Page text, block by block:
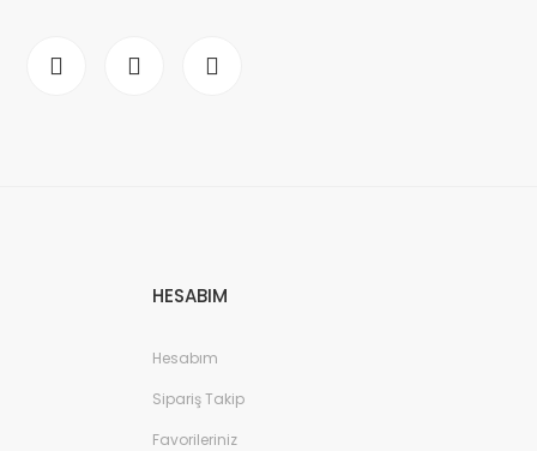
HESABIM
Hesabım
Sipariş Takip
Favorileriniz